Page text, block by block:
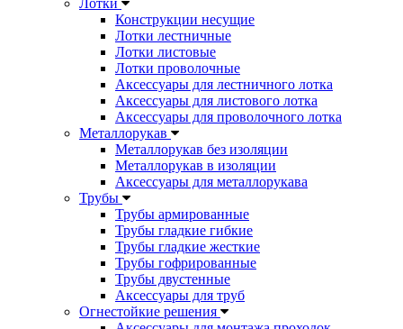
Лотки
Конструкции несущие
Лотки лестничные
Лотки листовые
Лотки проволочные
Аксессуары для лестничного лотка
Аксессуары для листового лотка
Аксессуары для проволочного лотка
Металлорукав
Металлорукав без изоляции
Металлорукав в изоляции
Аксессуары для металлорукава
Трубы
Трубы армированные
Трубы гладкие гибкие
Трубы гладкие жесткие
Трубы гофрированные
Трубы двустенные
Аксессуары для труб
Огнестойкие решения